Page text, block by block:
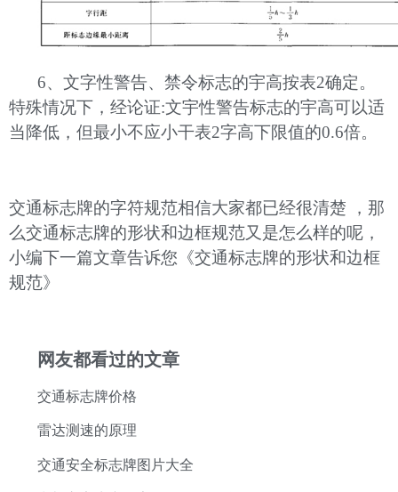
6、文字性警告、禁令标志的宇高按表2确定。
特殊情况下，经论证:文宇性警告标志的宇高可以适
当降低，但最小不应小干表2字高下限值的0.6倍。
交通标志牌的字符规范相信大家都已经很清楚 ，那
么交通标志牌的形状和边框规范又是怎么样的呢，
小编下一篇文章告诉您《交通标志牌的形状和边框
规范》
网友都看过的文章
交通标志牌价格
雷达测速的原理
交通安全标志牌图片大全